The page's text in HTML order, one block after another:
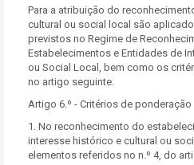
Para a atribuição do
cultural ou social local são
previstos no Regime de
Estabelecimentos e Entidades de
ou Social Local, bem como os
no artigo seguinte.
Artigo 6.º - Critérios de ponderação
1. No reconhecimento do
interesse histórico e cultural ou
elementos referidos no n.º 4, do